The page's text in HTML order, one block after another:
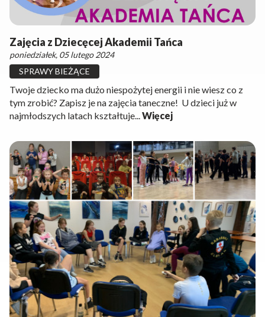
Zajęcia z Dziecęcej Akademii Tańca
poniedziałek, 05 lutego 2024
SPRAWY BIEŻĄCE
Twoje dziecko ma dużo niespożytej energii i nie wiesz co z
tym zrobić? Zapisz je na zajęcia taneczne! U dzieci już w
najmłodszych latach kształtuje... Więcej